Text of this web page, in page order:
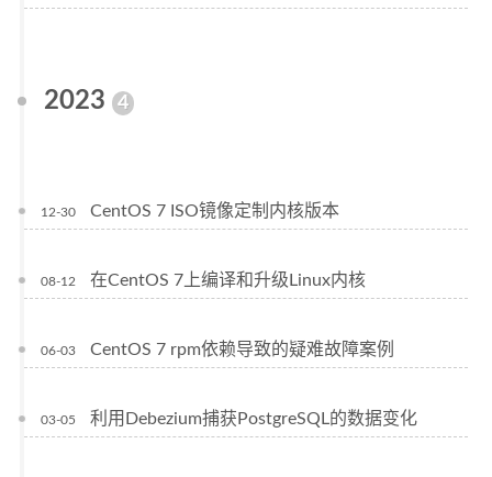
2023 4
12-30 CentOS 7 ISO镜像定制内核版本
08-12 在CentOS 7上编译和升级Linux内核
06-03 CentOS 7 rpm依赖导致的疑难故障案例
03-05 利用Debezium捕获PostgreSQL的数据变化